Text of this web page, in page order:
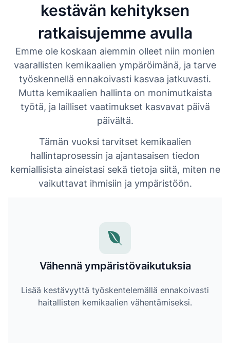
kestävän kehityksen
ratkaisujemme avulla
Emme ole koskaan aiemmin olleet niin monien
vaarallisten kemikaalien ympäröimänä, ja tarve
työskennellä ennakoivasti kasvaa jatkuvasti.
Mutta kemikaalien hallinta on monimutkaista
työtä, ja lailliset vaatimukset kasvavat päivä
päivältä.
Tämän vuoksi tarvitset kemikaalien
hallintaprosessin ja ajantasaisen tiedon
kemiallisista aineistasi sekä tietoja siitä, miten ne
vaikuttavat ihmisiin ja ympäristöön.
Vähennä ympäristövaikutuksia
Lisää kestävyyttä työskentelemällä ennakoivasti
haitallisten kemikaalien vähentämiseksi.